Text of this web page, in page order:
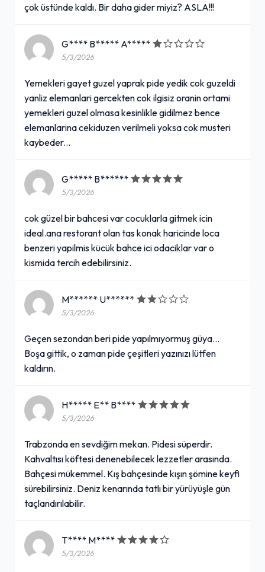
çok üstünde kaldı. Bir daha gider miyiz? ASLA!!!
G**** B***** A*****
5/3/2026
Yemekleri gayet guzel yaprak pide yedik cok guzeldi
yanliz elemanlari gercekten cok ilgisiz oranin ortami
yemekleri guzel olmasa kesinlikle gidilmez bence
elemanlarina cekiduzen verilmeli yoksa cok musteri
kaybeder...
G***** B******
5/3/2026
cok güzel bir bahcesi var cocuklarla gitmek icin
ideal.ana restorant olan tas konak haricinde loca
benzeri yapilmis kücük bahce ici odaciklar var o
kismida tercih edebilirsiniz.
M****** U******
5/3/2026
Geçen sezondan beri pide yapılmıyormuş güya...
Boşa gittik, o zaman pide çeşitleri yazınızı lütfen
kaldırın.
H***** E** B****
5/3/2026
Trabzonda en sevdiğim mekan. Pidesi süperdir.
Kahvaltısı köftesi denenebilecek lezzetler arasında.
Bahçesi mükemmel. Kış bahçesinde kışın şömine keyfi
sürebilirsiniz. Deniz kenarında tatlı bir yürüyüşle gün
taçlandırılabilir.
T**** M****
5/3/2026